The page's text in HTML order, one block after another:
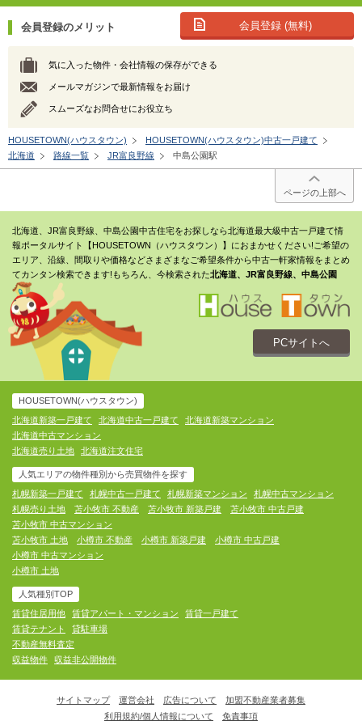
会員登録のメリット 会員登録 (無料)
気に入った物件・会社情報の保存ができる
メールマガジンで最新情報をお届け
スムーズなお問合せにお役立ち
HOUSETOWN(ハウスタウン)
HOUSETOWN(ハウスタウン)中古一戸建て
北海道
路線一覧 JR富良野線 中島公園駅
ページの上部へ
北海道、JR富良野線、中島公園中古住宅をお探しなら北海道最大級中古一戸建て情
報ポータルサイト【HOUSETOWN（ハウスタウン）】におまかせください!ご希望の
エリア、沿線、間取りや価格などさまざまなご希望条件から中古一軒家情報をまとめ
てカンタン検索できます!もちろん、今検索された北海道、JR富良野線、中島公園
PCサイトへ
HOUSETOWN(ハウスタウン)
北海道新築一戸建て
北海道中古一戸建て
北海道新築マンション
北海道中古マンション
北海道売り土地
北海道注文住宅
人気エリアの物件種別から売買物件を探す
札幌新築一戸建て
札幌中古一戸建て 札幌新築マンション
札幌中古マンション
札幌売り土地
苫小牧市 不動産 苫小牧市 新築戸建
苫小牧市 中古戸建
苫小牧市 中古マンション
苫小牧市 土地
小樽市 不動産 小樽市 新築戸建
小樽市 中古戸建
小樽市 中古マンション
小樽市 土地
人気種別TOP
賃貸住居用他
賃貸アパート・マンション
賃貸一戸建て
賃貸テナント
貸駐車場
不動産無料査定
収益物件
収益非公開物件
サイトマップ 運営会社 広告について
加盟不動産業者募集
利用規約/個人情報について
免責事項